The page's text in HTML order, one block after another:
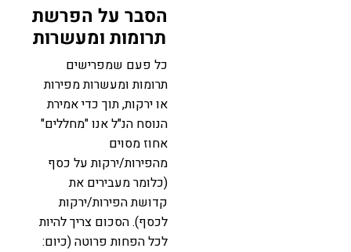
הסבר על הפרשת
תרומות ומעשרות
כל פעם שמפרישים
תרומות ומעשרות מפירות
או ירקות, תוך כדי אמירת
הנוסח הנ"ל אנו "מחללים"
אחוז מסוים
מהפירות/ירקות על כסף
(כלומר מעבירים את
קדושת הפירות/ירקות
לכסף). הסכום צריך להיות
לכל הפחות פרוטה (כיום: